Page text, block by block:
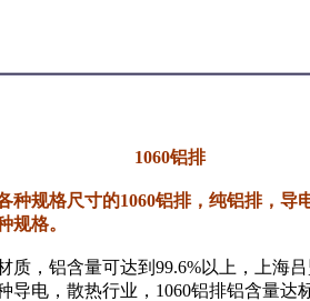
1060铝排
种规格尺寸的1060铝排，纯铝排，
规格。
质，铝含量可达到99.6%以上，上海
导电，散热行业，1060铝排铝含量达